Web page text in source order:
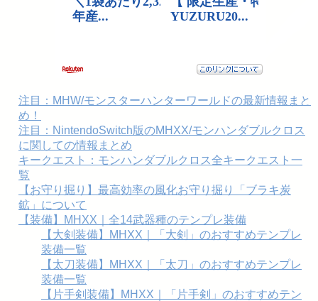
注目：MHW/モンスターハンターワールドの最新情報まと
め！
注目：NintendoSwitch版のMHXX/モンハンダブルクロス
に関しての情報まとめ
キークエスト：モンハンダブルクロス全キークエスト一
覧
【お守り掘り】最高効率の風化お守り掘り「ブラキ炭
鉱」について
【装備】MHXX｜全14武器種のテンプレ装備
【大剣装備】MHXX｜「大剣」のおすすめテンプレ
装備一覧
【太刀装備】MHXX｜「太刀」のおすすめテンプレ
装備一覧
【片手剣装備】MHXX｜「片手剣」のおすすめテン